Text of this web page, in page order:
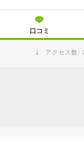
口コミ
↓ アクセス数